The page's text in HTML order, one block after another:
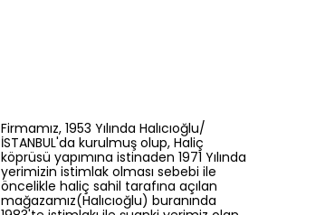
Firmamız, 1953 Yılında Halıcıoğlu/
İSTANBUL'da kurulmuş olup, Haliç
köprüsü yapımına istinaden 1971 Yılında
yerimizin istimlak olması sebebi ile
öncelikle haliç sahil tarafına açılan
mağazamız(Halıcıoğlu) buranında